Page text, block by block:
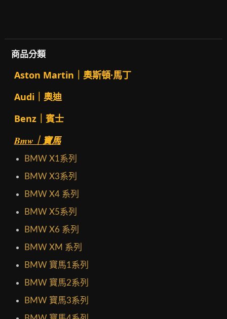
商品分類
Aston Martin｜奧斯頓·馬丁
Audi｜奧迪
Benz｜賓士
Bmw｜寶馬
BMW X1系列
BMW X3系列
BMW X4 系列
BMW X5系列
BMW X6 系列
BMW XM 系列
BMW 寶馬1系列
BMW 寶馬2系列
BMW 寶馬3系列